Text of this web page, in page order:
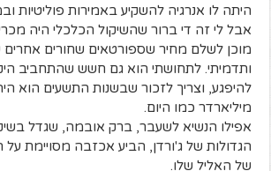
היתה לו אנרגיה להשקיע באמירות פוליטיות
אבל לי זה די ברור שהשיקול הכלכלי היה
מוכן לשלם מחיר שספורטאים שחורים אחרים
ותדמיתי. לתחושתי הוא גם חשש שהתחביב
להיפגע, וצריך לזכור שבשנות התשעים הוא
מיליארדר כמו היום.
אפילו הנשיא לשעבר, ברק אובמה, שגדל
הגדולות של ג'ורדן, הביע אכזבה מסויימת
של האליל שלו.